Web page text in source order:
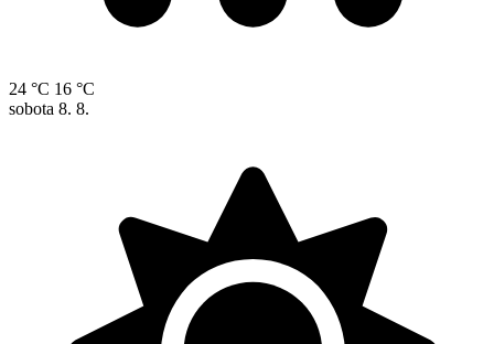
24 °C 16 °C
sobota 8. 8.